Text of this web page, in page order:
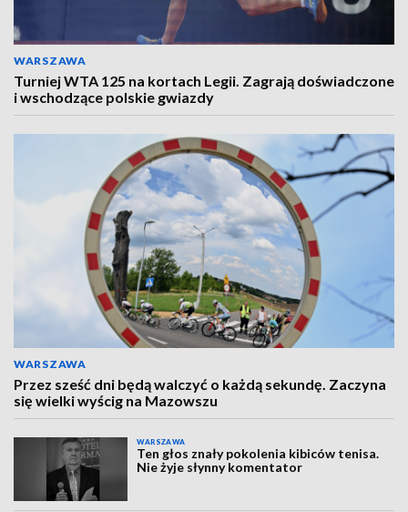
WARSZAWA
Turniej WTA 125 na kortach Legii. Zagrają doświadczone
i wschodzące polskie gwiazdy
WARSZAWA
Przez sześć dni będą walczyć o każdą sekundę. Zaczyna
się wielki wyścig na Mazowszu
WARSZAWA
Ten głos znały pokolenia kibiców tenisa.
Nie żyje słynny komentator